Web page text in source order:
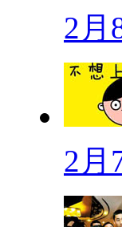
【屏
据报道
天查看
一次手
机？
【考
2月
2月